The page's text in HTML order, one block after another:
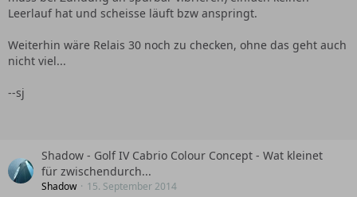
Leerlauf hat und scheisse läuft bzw anspringt.
Weiterhin wäre Relais 30 noch zu checken, ohne das geht auch
nicht viel...
--sj
Shadow - Golf IV Cabrio Colour Concept - Wat kleinet
für zwischendurch...
Shadow 15. September 2014